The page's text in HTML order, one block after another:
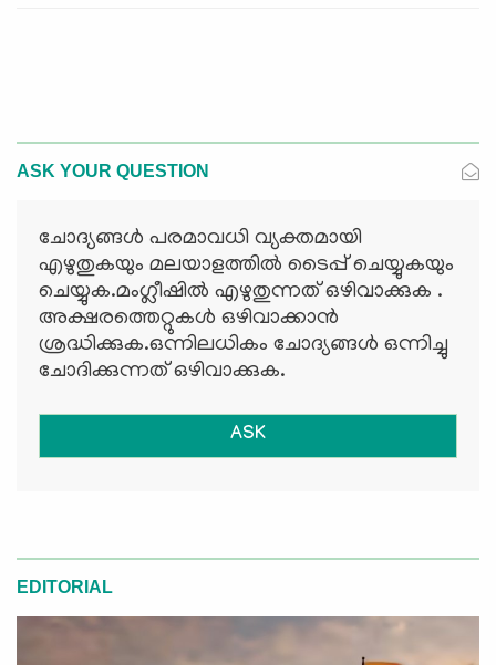
ASK YOUR QUESTION
ചോദ്യങ്ങള്‍ പരമാവധി വ്യക്തമായി
എഴുതുകയും മലയാളത്തില്‍ ടൈപ്പ് ചെയ്യുകയും
ചെയ്യുക.മംഗ്ലീഷില്‍ എഴുതുന്നത് ഒഴിവാക്കുക .
അക്ഷരത്തെറ്റുകള്‍ ഒഴിവാക്കാന്‍
ശ്രദ്ധിക്കുക.ഒന്നിലധികം ചോദ്യങ്ങള്‍ ഒന്നിച്ചു
ചോദിക്കുന്നത് ഒഴിവാക്കുക.
ASK
EDITORIAL